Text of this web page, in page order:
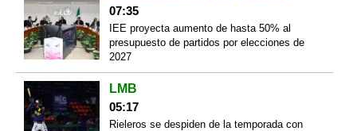
07:35
IEE proyecta aumento de hasta 50% al
presupuesto de partidos por elecciones de
2027
LMB
05:17
Rieleros se despiden de la temporada con